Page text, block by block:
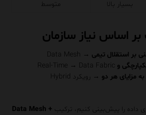
بسیار بالا متوسط
اساس نیاز سازمان
و
Real-Time → Data Fabric
به مزایای هر دو → رویکرد Hybrid
داده را پیش‌بینی کنیم، ترکیب Data Mesh +